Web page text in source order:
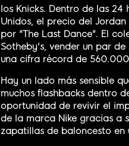
los Knicks. Dentro de las
Unidos, el precio del
por "The Last Dance". El
Sotheby's, vender un par
una cifra récord de
Hay un lado más sensible
muchos flashbacks dentro
oportunidad de revivir el
de la marca Nike gracias a
zapatillas de baloncesto en